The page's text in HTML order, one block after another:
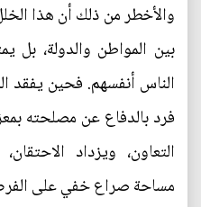
والأخطر من ذلك أن هذا
بين المواطن والدولة، بل
الناس أنفسهم. فحين يفقد
فرد بالدفاع عن مصلحته
التعاون، ويزداد
مساحة صراع خفي على